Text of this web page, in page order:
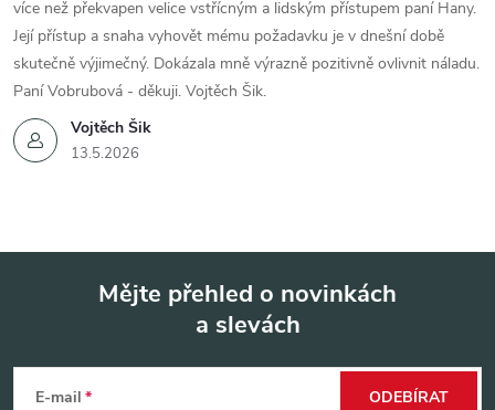
Vojtěch Šik
13.5.2026
více než překvapen velice vstřícným a lidským přístupem paní Hany.
Její přístup a snaha vyhovět mému požadavku je v dnešní době
skutečně výjimečný. Dokázala mně výrazně pozitivně ovlivnit náladu.
Paní Vobrubová - děkuji. Vojtěch Šik.
Mějte přehled o novinkách
a slevách
E-mail ODEBÍRAT